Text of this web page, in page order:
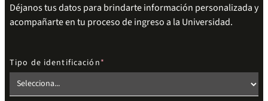
Déjanos tus datos para brindarte información personalizada y
acompañarte en tu proceso de ingreso a la Universidad.
Tipo de identificación